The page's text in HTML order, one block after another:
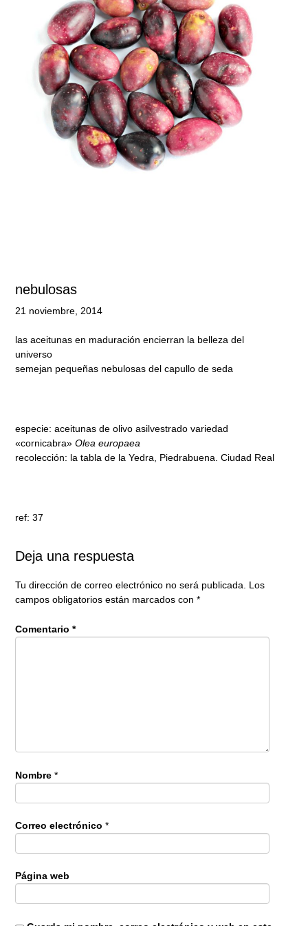
nebulosas
21 noviembre, 2014
las aceitunas en maduración encierran la belleza del
universo
semejan pequeñas nebulosas del capullo de seda
especie: aceitunas de olivo asilvestrado variedad
«cornicabra» Olea europaea
recolección: la tabla de la Yedra, Piedrabuena. Ciudad Real
ref: 37
Deja una respuesta
Tu dirección de correo electrónico no será publicada.
Los
campos obligatorios están marcados con *
Comentario *
Nombre *
Correo electrónico *
Página web